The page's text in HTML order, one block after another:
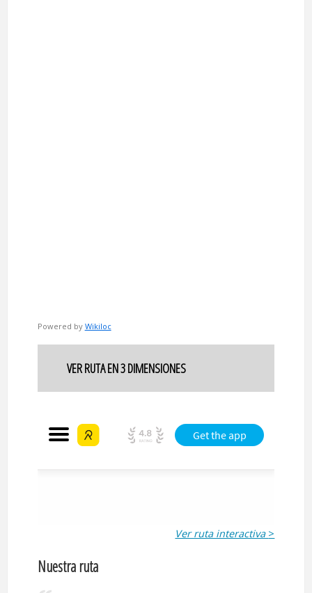
Powered by Wikiloc
VER RUTA EN 3 DIMENSIONES
Ver ruta interactiva >
Nuestra ruta